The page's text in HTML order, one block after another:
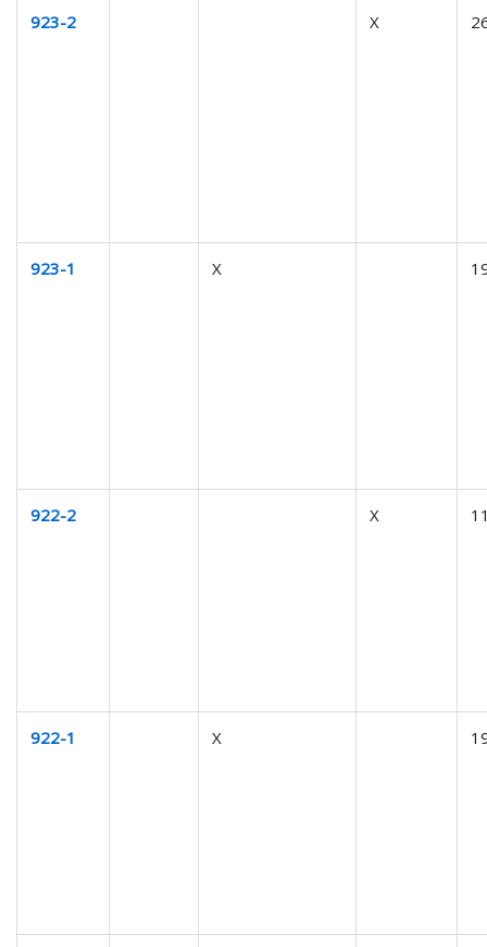
923-2 X
923-1 X
922-2 X
922-1 X